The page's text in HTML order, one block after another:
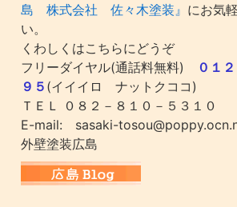
島 株式会社 佐々木塗装』 にお気
い。
くわしくはこちらにどうぞ
フリーダイヤル(通話料無料)
０１
９５ (イイイロ ナットクココ)
ＴＥＬ ０８２－８１０－５３１０
E-mail: sasaki-
外壁塗装広島